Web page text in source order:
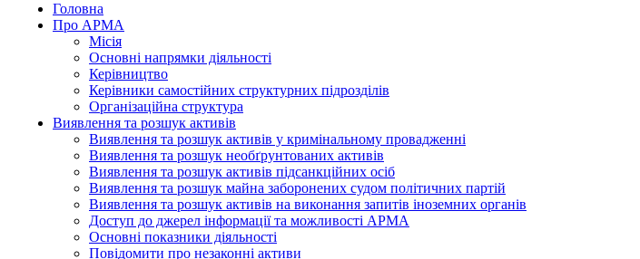
Головна
Про АРМА
Місія
Основні напрямки діяльності
Керівництво
Керівники самостійних структурних підрозділів
Організаційна структура
Виявлення та розшук активів
Виявлення та розшук активів у кримінальному провадженні
Виявлення та розшук необґрунтованих активів
Виявлення та розшук активів підсанкційних осіб
Виявлення та розшук майна заборонених судом політичних партій
Виявлення та розшук активів на виконання запитів іноземних органів
Доступ до джерел інформації та можливості АРМА
Основні показники діяльності
Повідомити про незаконні активи